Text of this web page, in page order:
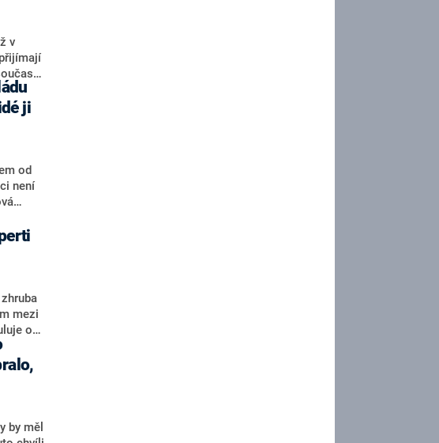
v
za
dosud
ji
od
není
o
mezi
o
je
2028
by měl